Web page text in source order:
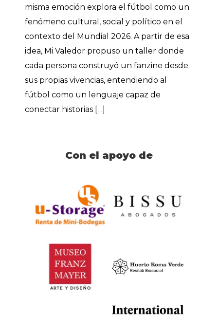
misma emoción explora el fútbol como un
fenómeno cultural, social y político en el
contexto del Mundial 2026. A partir de esa
idea, Mi Valedor propuso un taller donde
cada persona construyó un fanzine desde
sus propias vivencias, entendiendo al
fútbol como un lenguaje capaz de
conectar historias […]
Con el apoyo de